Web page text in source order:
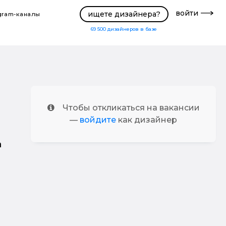
каналы ищете дизайнера?
69 500 дизайнеров в базе
войти
Чтобы откликаться на вакансии
— войдите как дизайнер